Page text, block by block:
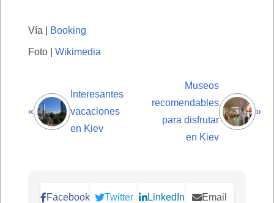
Vía | Booking
Foto | Wikimedia
«
Interesantes
vacaciones
en Kiev
Museos
recomendables
para disfrutar
en Kiev
»
Facebook Twitter LinkedIn Email